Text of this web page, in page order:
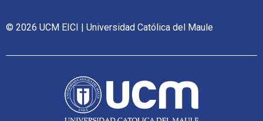
© 2026 UCM EICI | Universidad Católica del Maule